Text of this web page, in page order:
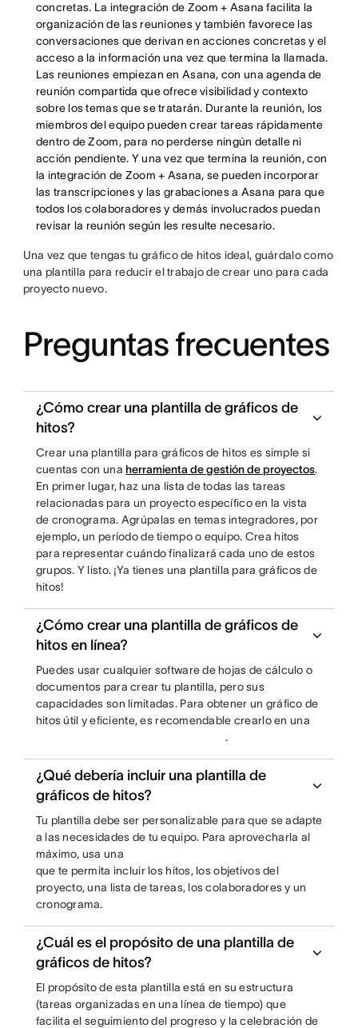
concretas. La integración de Zoom + Asana facilita la
organización de las reuniones y también favorece las
conversaciones que derivan en acciones concretas y el
acceso a la información una vez que termina la llamada.
Las reuniones empiezan en Asana, con una agenda de
reunión compartida que ofrece visibilidad y contexto
sobre los temas que se tratarán. Durante la reunión, los
miembros del equipo pueden crear tareas rápidamente
dentro de Zoom, para no perderse ningún detalle ni
acción pendiente. Y una vez que termina la reunión, con
la integración de Zoom + Asana, se pueden incorporar
las transcripciones y las grabaciones a Asana para que
todos los colaboradores y demás involucrados puedan
revisar la reunión según les resulte necesario.
Una vez que tengas tu gráfico de hitos ideal, guárdalo como
una plantilla para reducir el trabajo de crear uno para cada
proyecto nuevo.
Preguntas frecuentes
¿Cómo crear una plantilla de gráficos de
hitos?
Crear una plantilla para gráficos de hitos es simple si
cuentas con unaherramienta de gestión de proyectos.
En primer lugar, haz una lista de todas las tareas
relacionadas para un proyecto específico en la vista
de cronograma. Agrúpalas en temas integradores, por
ejemplo, un período de tiempo o equipo. Crea hitos
para representar cuándo finalizará cada uno de estos
grupos. Y listo. ¡Ya tienes una plantilla para gráficos de
hitos!
¿Cómo crear una plantilla de gráficos de
hitos en línea?
Puedes usar cualquier software de hojas de cálculo o
documentos para crear tu plantilla, pero sus
capacidades son limitadas. Para obtener un gráfico de
hitos útil y eficiente, es recomendable crearlo en una
.
¿Qué debería incluir una plantilla de
gráficos de hitos?
Tu plantilla debe ser personalizable para que se adapte
a las necesidades de tu equipo. Para aprovecharla al
máximo, usa una
que te permita incluir los hitos, los objetivos del
proyecto, una lista de tareas, los colaboradores y un
cronograma.
¿Cuál es el propósito de una plantilla de
gráficos de hitos?
El propósito de esta plantilla está en su estructura
(tareas organizadas en una línea de tiempo) que
facilita el seguimiento del progreso y la celebración de